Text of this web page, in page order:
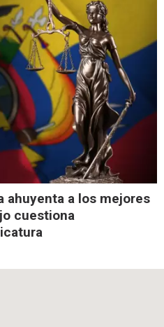
ahuyenta a los mejores
cuestiona